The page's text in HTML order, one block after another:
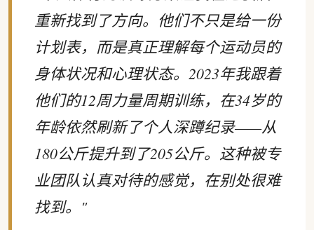
重新找到了方向。他们不只是给一份
计划表，而是真正理解每个运动员的
身体状况和心理状态。2023年我跟着
他们的12周力量周期训练，在34岁的
年龄依然刷新了个人深蹲纪录——从
180公斤提升到了205公斤。这种被专
业团队认真对待的感觉，在别处很难
找到。"